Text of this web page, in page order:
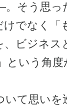
そう思っ
でなく「
、ビジネス
という角
いて思いを